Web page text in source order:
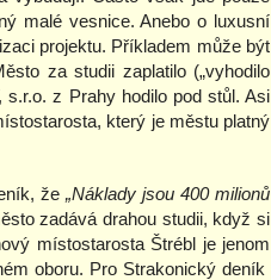
malé vesnice. Anebo o luxusní
projektu. Příkladem může být
za studii zaplatilo („vyhodilo
z Prahy hodilo pod stůl. Asi
který je městu platný
že „Náklady jsou 400 milionů
zadává drahou studii, když si
místostarosta Štrébl je jenom
oboru. Pro Strakonický deník